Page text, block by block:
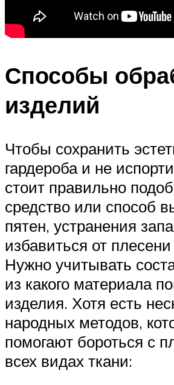
Способы
изделий
Чтобы сохранить
гардероба и не
стоит правильно
средство или способ
пятен, устранения
избавиться от
Нужно учитывать
из какого материала
изделия. Хотя есть
народных методов,
помогают бороться с
всех видах ткани: